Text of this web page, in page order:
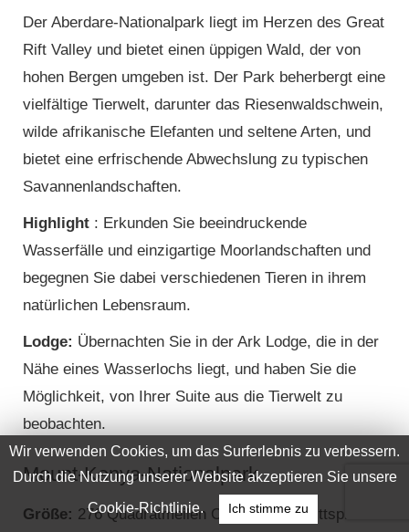
Der Aberdare-Nationalpark liegt im Herzen des Great
Rift Valley und bietet einen üppigen Wald, der von
hohen Bergen umgeben ist. Der Park beherbergt eine
vielfältige Tierwelt, darunter das Riesenwaldschwein,
wilde afrikanische Elefanten und seltene Arten, und
bietet eine erfrischende Abwechslung zu typischen
Savannenlandschaften.
Highlight : Erkunden Sie beeindruckende
Wasserfälle und einzigartige Moorlandschaften und
begegnen Sie dabei verschiedenen Tieren in ihrem
natürlichen Lebensraum.
Lodge: Übernachten Sie in der Ark Lodge, die in der
Nähe eines Wasserlochs liegt, und haben Sie die
Möglichkeit, von Ihrer Suite aus die Tierwelt zu
beobachten.
Mount-Kenya-Nationalpark
Größe: 276 Quadratmeilen Ort: Nyeri Eintrittspreis: